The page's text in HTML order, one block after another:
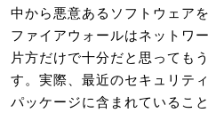
中から悪意あるソフトウェア
ファイアウォールはネットワ
片方だけで十分だと思っても
す。実際、最近のセキュリテ
パッケージに含まれているこ